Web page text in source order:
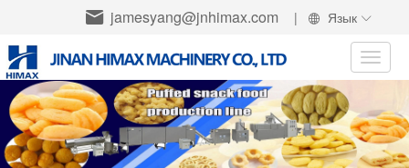
jamesyang@jnhimax.com | Язык
Toggle